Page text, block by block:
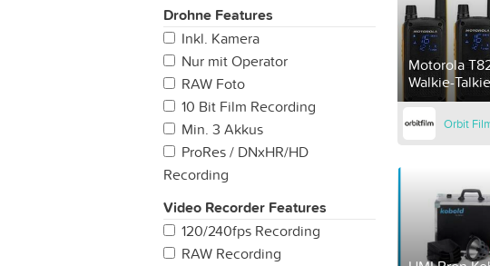
Drohne Features
Inkl. Kamera
Nur mit Operator
RAW Foto
10 Bit Film Recording
Min. 3 Akkus
ProRes / DNxHR/HD
Recording
Video Recorder Features
120/240fps Recording
RAW Recording
Motorola
Walkie-
Orbit